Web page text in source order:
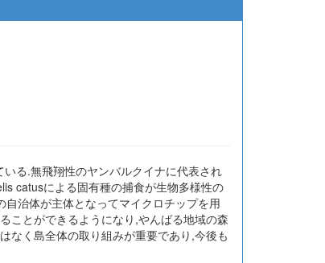
る.無飛翔性のヤンバルクイナに代表され
catusによる固有種の捕食が生物多様性の
治体が主体となってマイクロチップを用
ことができるようになり,やんばる地域の森
なく島全体の取り組みが重要であり,今後も